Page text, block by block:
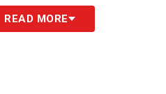
–. La responsabilità è
. Previsto un
READ MORE